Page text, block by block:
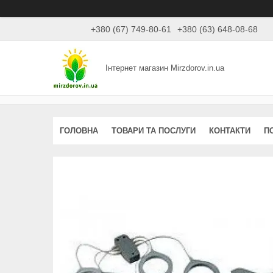
+380 (67) 749-80-61 +380 (63) 648-08-68
Інтернет магазин Mirzdorov.in.ua
ГОЛОВНА ТОВАРИ ТА ПОСЛУГИ КОНТАКТИ